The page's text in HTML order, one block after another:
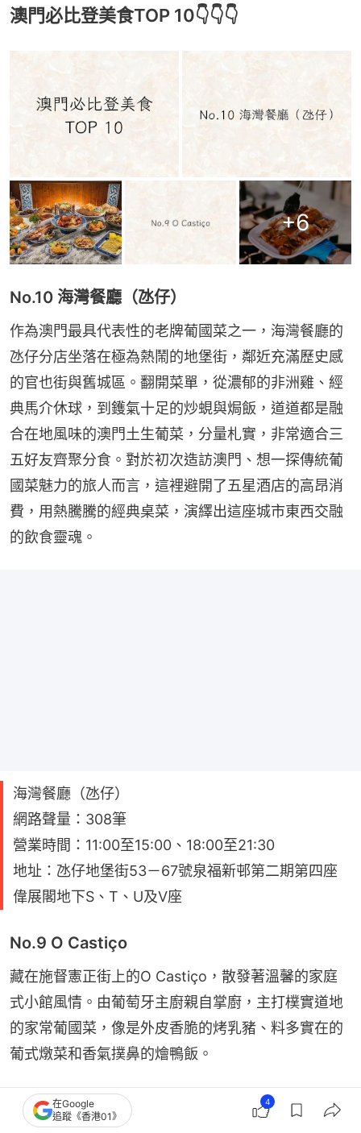
澳門必比登美食TOP 10👇👇👇
+6
No.10 海灣餐廳（氹仔）
作為澳門最具代表性的老牌葡國菜之一，海灣餐廳的
氹仔分店坐落在極為熱鬧的地堡街，鄰近充滿歷史感
的官也街與舊城區。翻開菜單，從濃郁的非洲雞、經
典馬介休球，到鑊氣十足的炒蜆與焗飯，道道都是融
合在地風味的澳門土生葡菜，分量札實，非常適合三
五好友齊聚分食。對於初次造訪澳門、想一探傳統葡
國菜魅力的旅人而言，這裡避開了五星酒店的高昂消
費，用熱騰騰的經典桌菜，演繹出這座城市東西交融
的飲食靈魂。
海灣餐廳（氹仔）
網路聲量：308筆
營業時間：11:00至15:00、18:00至21:30
地址：氹仔地堡街53－67號泉福新邨第二期第四座
偉展閣地下S、T、U及V座
No.9 O Castiço
藏在施督憲正街上的O Castiço，散發著溫馨的家庭
式小館風情。由葡萄牙主廚親自掌廚，主打樸實道地
的家常葡國菜，像是外皮香脆的烤乳豬、料多實在的
葡式燉菜和香氣撲鼻的燴鴨飯。
不過想造訪可得提早規劃，店內空間滿打滿算只有五
張桌子，去過的網友便極力提醒：「性價比很高，但
在Google
追蹤《香港01》
4